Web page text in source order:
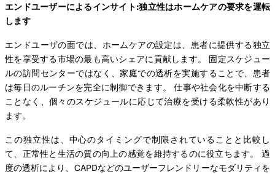
エンドユーザーによるインサイト:独立性はホームケアの要求を運転
します
エンドユーザの面では、ホームケアの設定は、患者に提供する独立
性を享受する市場の最も高いシェアに貢献します。 固定スケジュー
ルの訪問センターではなく、家庭での透析を実施することで、患者
は毎日のルーチンを完全に制御できます。 仕事や社会化を中断する
ことなく、個々のスケジュールに応じて治療を受ける柔軟性があり
ます。
この独立性は、中心のタイミングで制限されていることと比較し
て、正常性と生活の質の向上の感覚を維持するのに役立ちます。 過
度の透析により、CAPDなどのユーザーフレンドリーなモダリティを